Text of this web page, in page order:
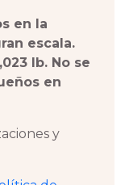
en la
escala.
lb. No se
en
y